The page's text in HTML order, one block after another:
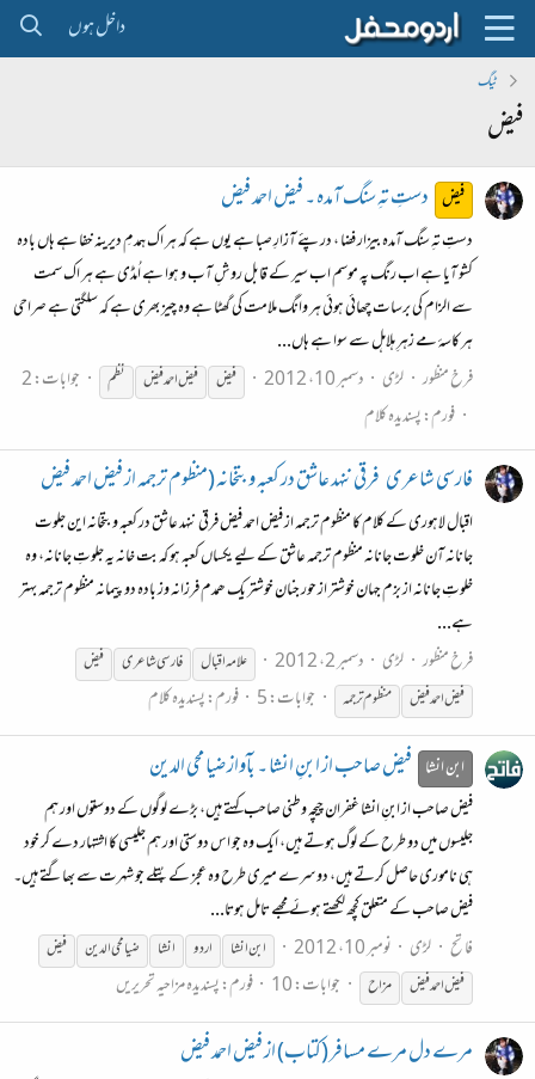
داخل ہوں
ٹیگ
فیض
فیض دستِ تہِ سنگ آمدہ ۔ فیض احمد فیض
دستِ تہِ سنگ آمدہ بیزار فضا ، درپئے آزارِ صبا ہے یوں ہے کہ ہر اک ہمدمِ دیرینہ خفا ہے ہاں بادہ
کشو آیا ہے اب رنگ پہ موسم اب سیر کے قابل روشِ آب و ہوا ہے اُمڈی ہے ہر اک سمت
سے الزام کی برسات چھائی ہوئی ہر وانگ ملامت کی گھٹا ہے وہ چیز بھری ہے کہ سلگتی ہے صراحی
ہر کاسۂ مے زہرِ ہلاہل سے سوا ہے ہاں...
فرخ منظور لڑی دسمبر 10، 2012 فیض فیضاحمدفیض نظم
جوابات: 2
فورم:پسندیدہ کلام
فارسی شاعری فرقی ننہد عاشق در کعبہ و بتخانہ (منظوم ترجمہ از فیض احمد فیض
اقبال لاہوری کے کلام کا منظوم ترجمہ از فیض احمد فیض فرقی ننہد عاشق در کعبہ و بتخانہ این جلوت
جانانہ آن خلوت جانانہ منظوم ترجمہ عاشق کے لیے یکساں کعبہ ہو کہ بت خانہ یہ جلوتِ جانانہ، وہ
خلوتِ جانانہ از بزم جہان خوشتر از حور جنان خوشتر یک ھمدم فرزانہ وز بادہ دو پیمانہ منظوم ترجمہ بہتر
ہے...
فرخ منظور لڑی دسمبر 2، 2012 علامہ اقبال فارسی شاعری
فیض
فیضاحمدفیض منظوم ترجمہ جوابات: 5 فورم:پسندیدہ کلام
ابن انشا فیض صاحب از ابنِ انشا ۔ بآواز ضیا محی الدین
فیض صاحب از ابنِ انشا غفران چیچہ وطنی صاحب کہتے ہیں، بڑے لوگوں کے دوستوں اور ہم
جلیسوں میں دو طرح کے لوگ ہوتے ہیں، ایک وہ جو اس دوستی اور ہم جلیسی کا اشتہار دے کر خود
ہی ناموری حاصل کرتے ہیں، دوسرے میری طرح وہ عجز کے پُتلے جو شہرت سے بھاگتے ہیں۔
فیض صاحب کے متعلق کچھ لکھتے ہوئے مجھے تامل ہوتا...
فاتح لڑی نومبر 10، 2012 ابن انشا اردو انشا ضیا محی الدین
فیض
فیضاحمدفیض مزاح جوابات: 10 فورم:پسندیدہ مزاحیہ تحریریں
مرے دل مرے مسافر (کتاب) از فیض احمد فیض